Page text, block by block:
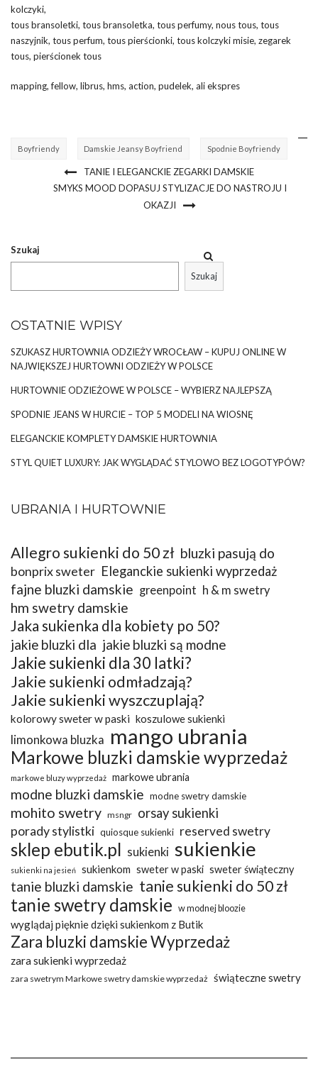
kolczyki,
tous bransoletki, tous bransoletka, tous perfumy, nous tous, tous
naszyjnik, tous perfum, tous pierścionki, tous kolczyki misie, zegarek
tous, pierścionek tous
mapping, fellow, librus, hms, action, pudelek, ali ekspres
Boyfriendy Damskie Jeansy Boyfriend Spodnie Boyfriendy
TANIE I ELEGANCKIE ZEGARKI DAMSKIE
SMYKS MOOD DOPASUJ STYLIZACJE DO NASTROJU I
OKAZJI
Szukaj
Szukaj
OSTATNIE WPISY
SZUKASZ HURTOWNIA ODZIEŻY WROCŁAW – KUPUJ ONLINE W
NAJWIĘKSZEJ HURTOWNI ODZIEŻY W POLSCE
HURTOWNIE ODZIEŻOWE W POLSCE – WYBIERZ NAJLEPSZĄ
SPODNIE JEANS W HURCIE – TOP 5 MODELI NA WIOSNĘ
ELEGANCKIE KOMPLETY DAMSKIE HURTOWNIA
STYL QUIET LUXURY: JAK WYGLĄDAĆ STYLOWO BEZ LOGOTYPÓW?
UBRANIA I HURTOWNIE
Allegro sukienki do 50 zł bluzki pasują do
bonprix sweter Eleganckie sukienki wyprzedaż
fajne bluzki damskie greenpoint h & m swetry
hm swetry damskie
Jaka sukienka dla kobiety po 50?
jakie bluzki dla jakie bluzki są modne
Jakie sukienki dla 30 latki?
Jakie sukienki odmładzają?
Jakie sukienki wyszczuplają?
kolorowy sweter w paski koszulowe sukienki
limonkowa bluzka mango ubrania
Markowe bluzki damskie wyprzedaż
markowe bluzy wyprzedaż markowe ubrania
modne bluzki damskie modne swetry damskie
mohito swetry msngr orsay sukienki
porady stylistki quiosque sukienki reserved swetry
sklep ebutik.pl sukienki sukienkie
sukienki na jesień sukienkom sweter w paski sweter świąteczny
tanie bluzki damskie tanie sukienki do 50 zł
tanie swetry damskie w modnej bloozie
wyglądaj pięknie dzięki sukienkom z Butik
Zara bluzki damskie Wyprzedaż
zara sukienki wyprzedaż
zara swetrym Markowe swetry damskie wyprzedaż świąteczne swetry